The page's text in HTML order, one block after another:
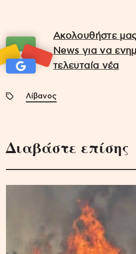
Ακολουθήστε
News για να
τελευταία νέα
Λίβανος
Διαβάστε επίσης